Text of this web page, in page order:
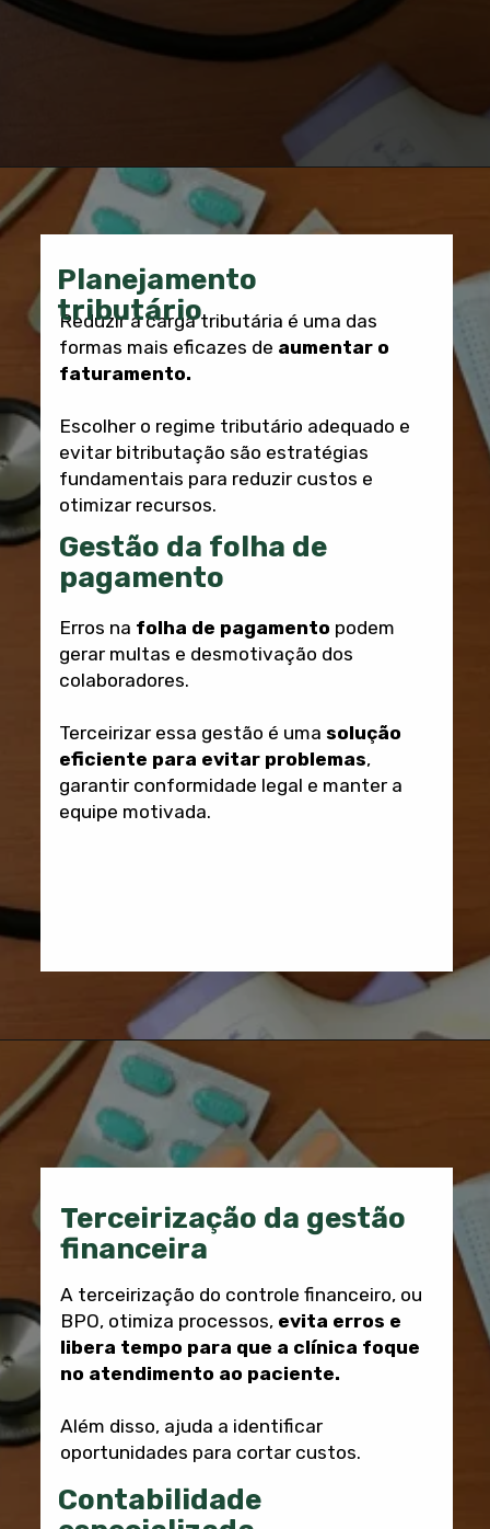
Reduzir a carga tributária é uma das
formas mais eficazes de aumentar o
faturamento.
Escolher o regime tributário adequado e
evitar bitributação são estratégias
fundamentais para reduzir custos e
otimizar recursos.
Erros na folha de pagamento podem
gerar multas e desmotivação dos
colaboradores.
Terceirizar essa gestão é umasolução
eficiente para evitar problemas,
garantir conformidade legal e manter a
equipe motivada.
Planejamento
tributário
Gestão da folha de
pagamento
A terceirização do controle financeiro, ou
BPO, otimiza processos, evita erros e
libera tempo para que a clínica foque
no atendimento ao paciente.
Além disso, ajuda a identificar
oportunidades para cortar custos.
Terceirização da gestão
financeira
Contabilidade